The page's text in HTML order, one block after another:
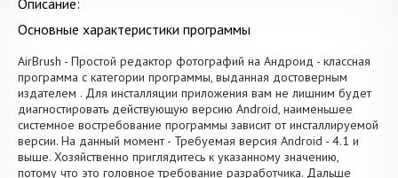
Описание:
Основные характеристики программы
AirBrush - Простой редактор фотографий на Андроид - классная
программа с категории программы, выданная достоверным
издателем . Для инсталляции приложения вам не лишним будет
диагностировать действующую версию Android, наименьшее
системное востребование программы зависит от инсталлируемой
версии. На данный момент - Требуемая версия Android - 4.1 и
выше. Хозяйственно приглядитесь к указанному значению,
потому что это головное требование разработчика. Дальше